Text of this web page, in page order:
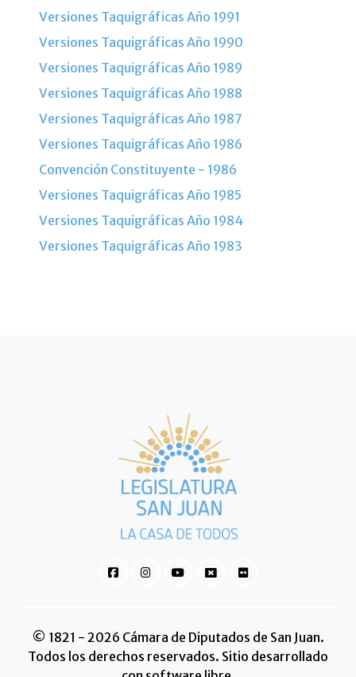
Versiones Taquigráficas Año 1991
Versiones Taquigráficas Año 1990
Versiones Taquigráficas Año 1989
Versiones Taquigráficas Año 1988
Versiones Taquigráficas Año 1987
Versiones Taquigráficas Año 1986
Convención Constituyente - 1986
Versiones Taquigráficas Año 1985
Versiones Taquigráficas Año 1984
Versiones Taquigráficas Año 1983
© 1821 - 2026 Cámara de Diputados de San Juan.
Todos los derechos reservados. Sitio desarrollado